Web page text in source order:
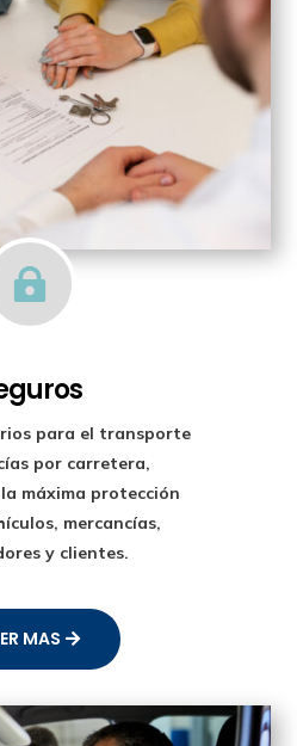

para el transporte
por carretera,
máxima protección
mercancías,
y clientes.
MAS